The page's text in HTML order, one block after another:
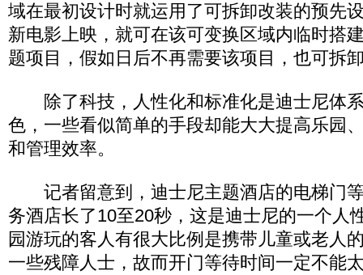
域在最初设计时就运用了可拆卸改装的预先
新电影上映，就可在该可变换区域内临时搭
题项目，假如日后不再需要该项目，也可拆
除了科技，人性化和标准化是迪士尼体
色，一些看似简单的手段却能大大提高乐园
和管理效率。
记者留意到，迪士尼主题酒店的电梯门
务酒店长了10至20秒，这是迪士尼的一个人
园游玩的客人有很大比例是携带儿童或老人
一些残障人士，故而开门等待时间一定不能